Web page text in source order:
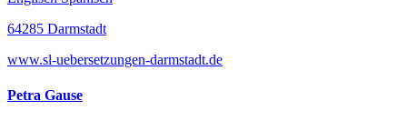
64285 Darmstadt
www.sl-uebersetzungen-darmstadt.de
Petra Gause